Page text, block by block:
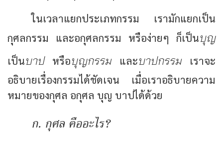
ในเวลาแยกประเภทกรรม เรามักแยกเป็น
กุศลกรรม และอกุศลกรรม หรือง่ายๆ ก็เป็นบุญ
เป็นบาปหรือบุญกรรมและบาปกรรมเราจะ
อธิบายเรื่องกรรมได้ชัดเจน เมื่อเราอธิบายความ
หมายของกุศล อกุศล บุญ บาปได้ด้วย
ก. กุศล คืออะไร?